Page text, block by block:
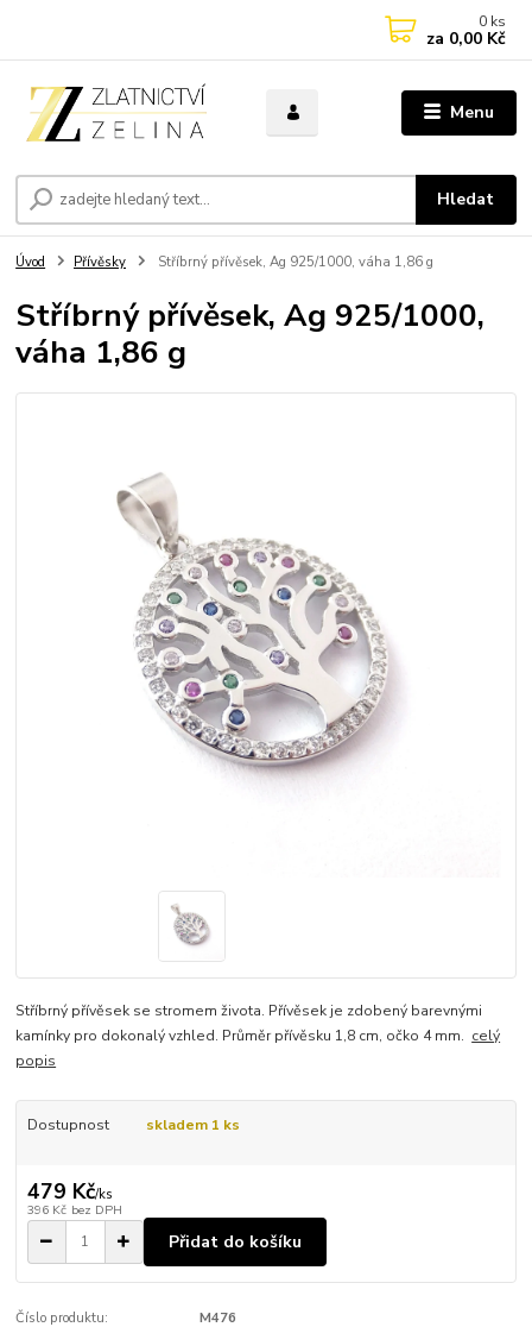
Menu
Hledat
0 ks
za 0,00 Kč
Úvod Přívěsky Stříbrný přívěsek, Ag 925/1000, váha 1,86 g
Stříbrný přívěsek, Ag 925/1000,
váha 1,86 g
Stříbrný přívěsek se stromem života. Přívěsek je zdobený barevnými
kamínky pro dokonalý vzhled. Průměr přívěsku 1,8 cm, očko 4 mm. celý
popis
Dostupnost skladem 1 ks
479 Kč/ks
396 Kč bez DPH
Přidat do košíku
Číslo produktu:
M476